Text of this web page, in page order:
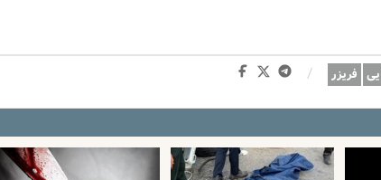
فریزر /